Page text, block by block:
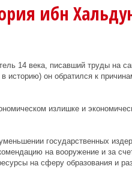
ибн
14 века, писавший труды на
историю) он обратился к
излишке и
государственных
на вооружение и за
на сферу образования и